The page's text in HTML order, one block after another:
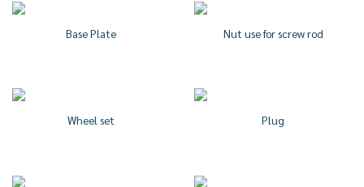
Base Plate Nut use for screw rod
Wheel set Plug